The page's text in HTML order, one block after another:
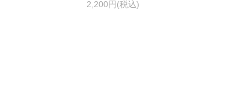
2,200円(税込)